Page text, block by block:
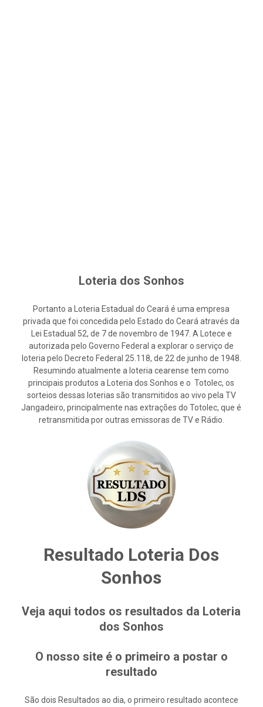
Loteria dos Sonhos
Portanto a Loteria Estadual do Ceará é uma empresa
privada que foi concedida pelo Estado do Ceará através da
Lei Estadual 52, de 7 de novembro de 1947. A Lotece e
autorizada pelo Governo Federal a explorar o serviço de
loteria pelo Decreto Federal 25.118, de 22 de junho de 1948.
Resumindo atualmente a loteria cearense tem como
principais produtos a Loteria dos Sonhos e o Totolec, os
sorteios dessas loterias são transmitidos ao vivo pela TV
Jangadeiro, principalmente nas extrações do Totolec, que é
retransmitida por outras emissoras de TV e Rádio.
Resultado Loteria Dos
Sonhos
Veja aqui todos os resultados da Loteria
dos Sonhos
O nosso site é o primeiro a postar o
resultado
São dois Resultados ao dia, o primeiro resultado acontece